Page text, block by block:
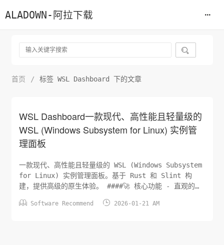
ALADOWN-阿拉下载

首页 / 标签 WSL Dashboard 下的文章
WSL Dashboard一款现代、高性能且轻量级的
WSL (Windows Subsystem for Linux) 实例管
理面板
一款现代、高性能且轻量级的 WSL (Windows Subsystem
for Linux) 实例管理面板。基于 Rust 和 Slint 构
建，提供高级的原生体验。 ####🚀 核心功能 - 直观的
发行版（启动、停止、终止、注销）。 - 快速访问发行版
 Software Recommend  2026-01-21 AM